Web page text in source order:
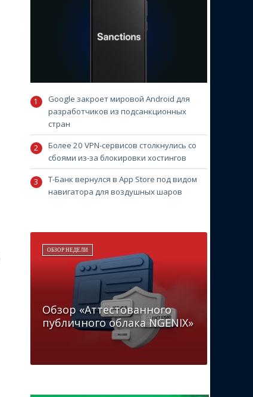
Google закроет мировой Android для
разработчиков из подсанкционных
стран
Более 20 VPN-сервисов столкнулись со
сбоями из-за блокировки хостингов
Т-Банк вернулся в App Store под видом
навигатора для воздушных шаров
ОБЗОР НЕДЕЛИ
Обзор «Аттестованного
публичного облака NGENIX»